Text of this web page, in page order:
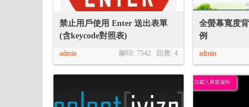
禁止用戶使用 Enter 送出表單
(含keycode對照表)
腳印: 7542 回應: 4
admin
全螢幕寬度
例
admin